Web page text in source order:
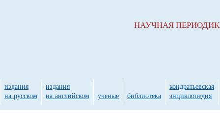
НАУЧНАЯ
издания
на русском
издания
на английском
ученые библиотека
кондратьевская
энциклопедия